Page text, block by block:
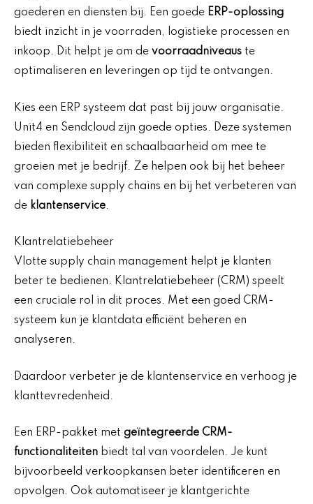
goederen en diensten bij. Een goede ERP-oplossing
biedt inzicht in je voorraden, logistieke processen en
inkoop. Dit helpt je om de voorraadniveaus te
optimaliseren en leveringen op tijd te ontvangen.
Kies een ERP systeem dat past bij jouw organisatie.
Unit4 en Sendcloud zijn goede opties. Deze systemen
bieden flexibiliteit en schaalbaarheid om mee te
groeien met je bedrijf. Ze helpen ook bij het beheer
van complexe supply chains en bij het verbeteren van
de klantenservice.
Klantrelatiebeheer
Vlotte supply chain management helpt je klanten
beter te bedienen. Klantrelatiebeheer (CRM) speelt
een cruciale rol in dit proces. Met een goed CRM-
systeem kun je klantdata efficiënt beheren en
analyseren.
Daardoor verbeter je de klantenservice en verhoog je
klanttevredenheid.
Een ERP-pakket met geïntegreerde CRM-
functionaliteiten biedt tal van voordelen. Je kunt
bijvoorbeeld verkoopkansen beter identificeren en
opvolgen. Ook automatiseer je klantgerichte